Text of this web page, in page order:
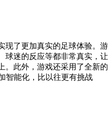
现了更加真实的足球体验。游
球迷的反应等都非常真实，让
。此外，游戏还采用了全新的
智能化，比以往更有挑战